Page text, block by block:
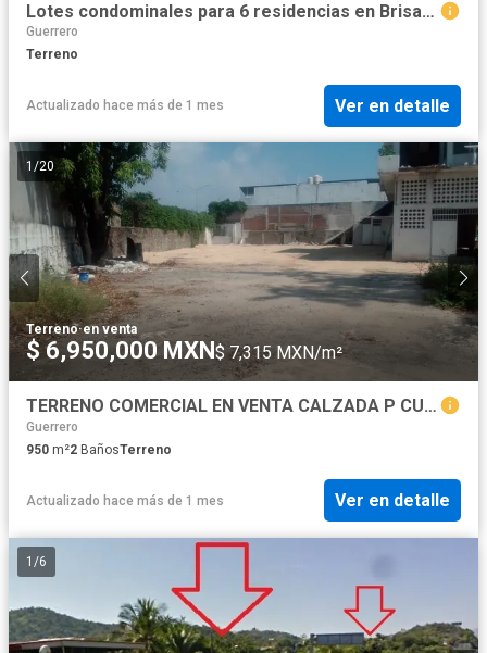
Lotes condominales para 6 residencias en Brisas del Marqués
Guerrero
Terreno
Actualizado hace más de 1 mes Ver en detalle
1 /20
Terreno·en venta
$ 6,950,000 MXN$ 7,315 MXN/m²
TERRENO COMERCIAL EN VENTA CALZADA P CUESTA CENTRO DE ACAPULCO
Guerrero
950 m²2 BañosTerreno
Actualizado hace más de 1 mes Ver en detalle
1 /6